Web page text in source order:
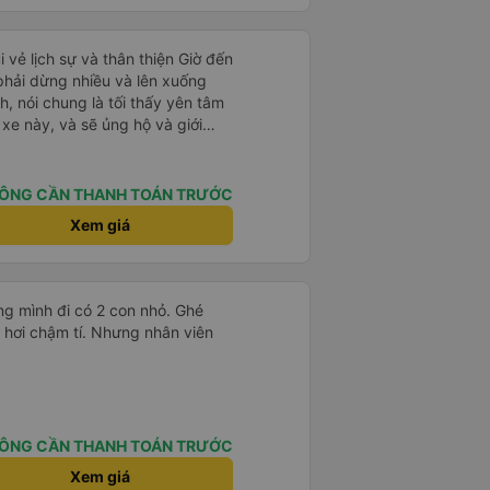
Chuyện gì xảy ra với
và tôi đang nói về nó. ạn
nghĩ tài xế đã giúp tôi vì nhìn
nghĩ rằng sẽ rất nguy hiểm
các bạn rất nhiều.
vẻ lịch sự và thân thiện Giờ đến
dừng nhiều và lên xuống
nói chung là tối thấy yên tâm
này, và sẽ ủng hộ và giới
vụ của nhà xe này
CẦN THANH TOÁN TRƯỚC
Xem giá
mình đi có 2 con nhỏ. Ghé
chậm tí. Nhưng nhân viên
CẦN THANH TOÁN TRƯỚC
Xem giá